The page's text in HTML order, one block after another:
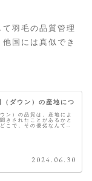
羽毛の品質管理
国には真似でき
ダウン）の産地につ
ン）の品質は、産地によ
きされたことがあるかと
こで、その優劣なんて国
2024.06.30